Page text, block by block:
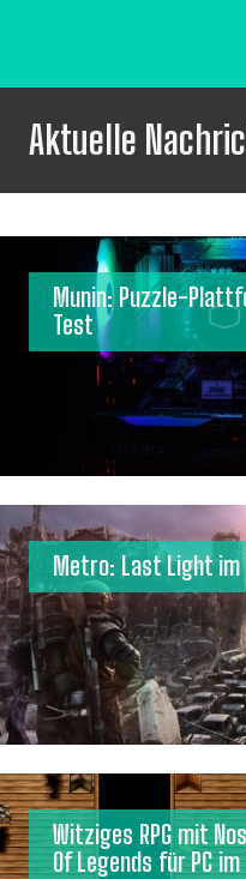
Aktuelle
Munin: Puzzle-
Test
Metro: Last Light im
Witziges RPG mit
Of Legends für PC